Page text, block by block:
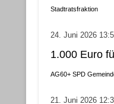
Stadtratsfraktion
24. Juni 2026
1.000 Euro
AG60+ SPD
21. Juni 2026